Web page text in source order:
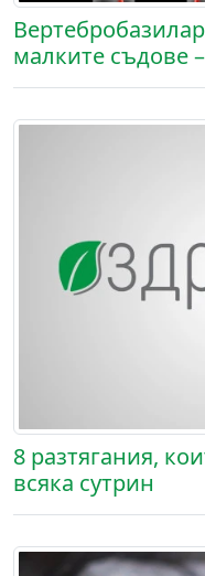
малките съдове
8 разтягания,
всяка сутрин